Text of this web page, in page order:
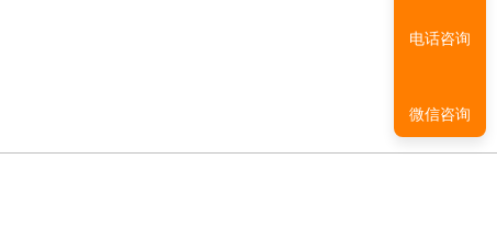
电话咨询
微信咨询